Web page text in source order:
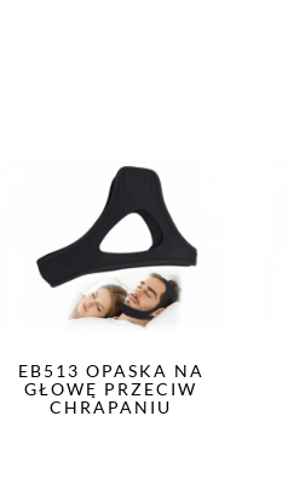
EB513 OPASKA NA
GŁOWĘ PRZECIW
CHRAPANIU